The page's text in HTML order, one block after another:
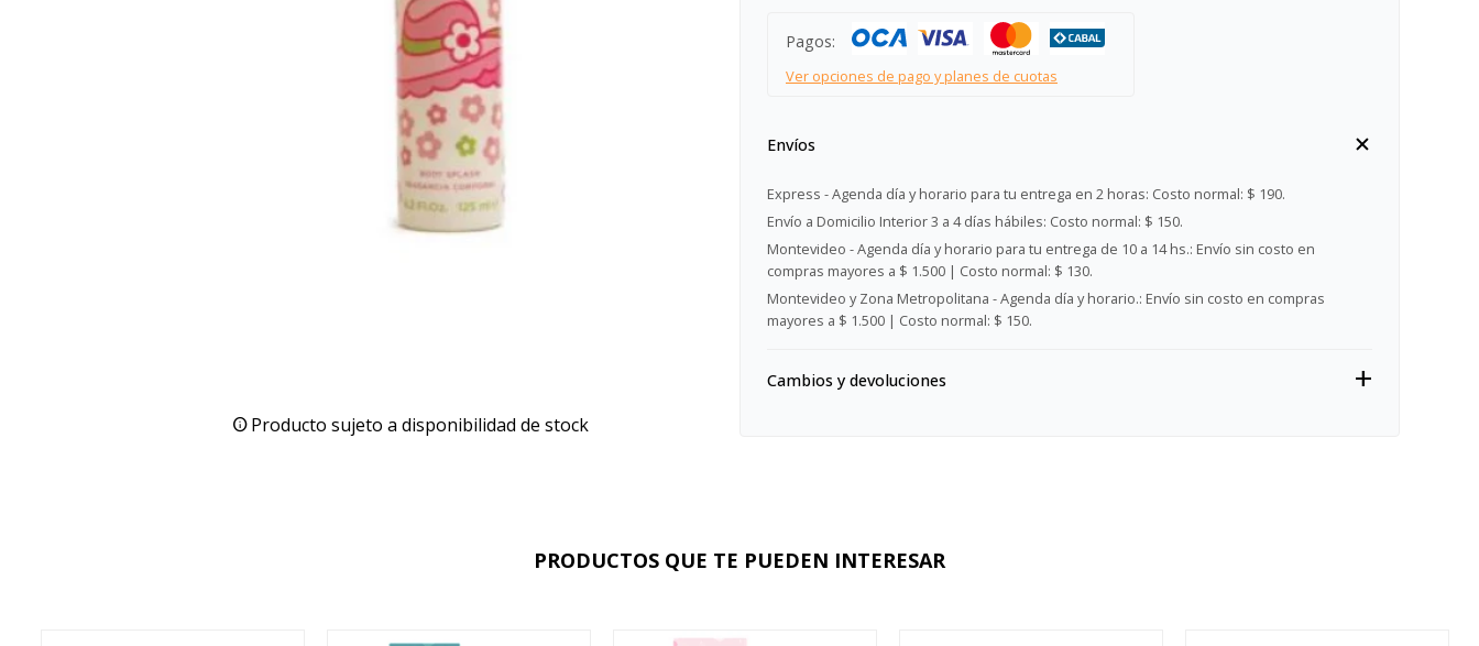
Producto sujeto a disponibilidad de stock
Pagos:
Ver opciones de pago y planes de cuotas
Envíos
Express - Agenda día y horario para tu entrega en 2 horas: Costo normal: $ 190.
Envío a Domicilio Interior 3 a 4 días hábiles: Costo normal: $ 150.
Montevideo - Agenda día y horario para tu entrega de 10 a 14 hs.: Envío sin costo en
compras mayores a $ 1.500 | Costo normal: $ 130.
Montevideo y Zona Metropolitana - Agenda día y horario.: Envío sin costo en compras
mayores a $ 1.500 | Costo normal: $ 150.
Cambios y devoluciones
PRODUCTOS QUE TE PUEDEN INTERESAR